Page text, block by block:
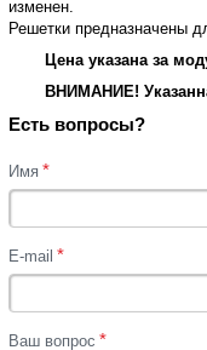
изменен.
Решетки предназначены
Цена указана за
ВНИМАНИЕ!
Есть вопросы?
Имя *
E-mail *
Ваш вопрос *